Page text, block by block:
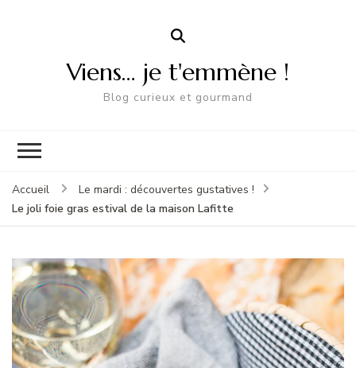
Viens… je t'emmène !
Blog curieux et gourmand
Accueil
Le mardi : découvertes gustatives !
Le joli foie gras estival de la maison Lafitte